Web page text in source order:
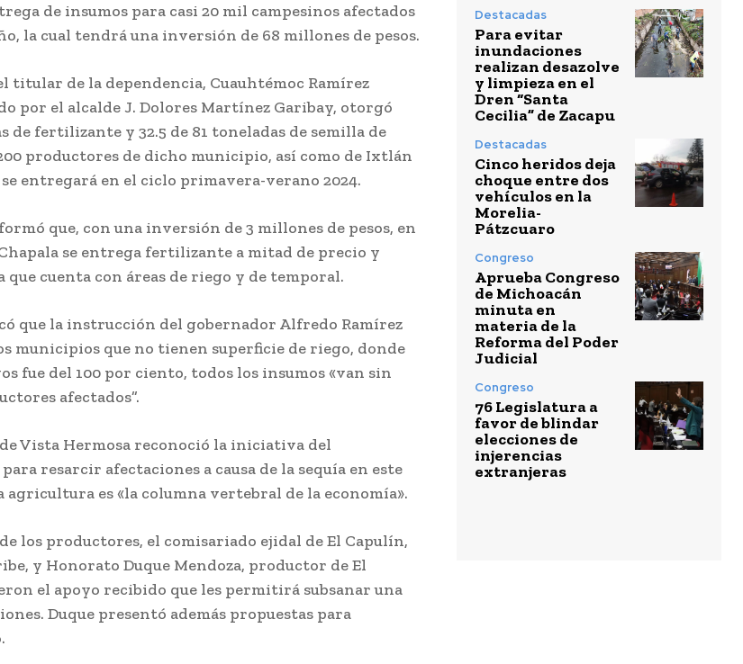
de insumos para casi 20 mil campesinos afectados
la cual tendrá una inversión de 68 millones de pesos.
titular de la dependencia, Cuauhtémoc Ramírez
por el alcalde J. Dolores Martínez Garibay, otorgó
de fertilizante y 32.5 de 81 toneladas de semilla de
productores de dicho municipio, así como de Ixtlán
entregará en el ciclo primavera-verano 2024.
que, con una inversión de 3 millones de pesos, en
se entrega fertilizante a mitad de precio y
que cuenta con áreas de riego y de temporal.
que la instrucción del gobernador Alfredo Ramírez
municipios que no tienen superficie de riego, donde
fue del 100 por ciento, todos los insumos «van sin
afectados”.
Vista Hermosa reconoció la iniciativa del
resarcir afectaciones a causa de la sequía en este
es «la columna vertebral de la economía».
los productores, el comisariado ejidal de El Capulín,
y Honorato Duque Mendoza, productor de El
el apoyo recibido que les permitirá subsanar una
Duque presentó además propuestas para
Destacadas
Para evitar
inundaciones
realizan desazolve
y limpieza en el
Dren “Santa
Cecilia” de Zacapu
Destacadas
Cinco heridos deja
choque entre dos
vehículos en la
Morelia-
Pátzcuaro
Congreso
Aprueba Congreso
de Michoacán
minuta en
materia de la
Reforma del Poder
Judicial
Congreso
76 Legislatura a
favor de blindar
elecciones de
injerencias
extranjeras